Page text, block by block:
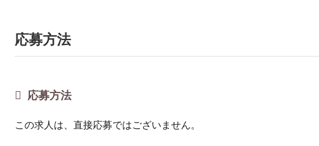
応募方法
応募方法
この求人は、直接応募ではございません。